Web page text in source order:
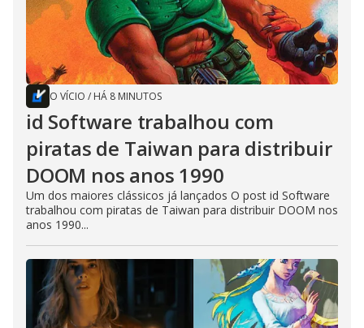
O VÍCIO / HÁ 8 MINUTOS
id Software trabalhou com
piratas de Taiwan para distribuir
DOOM nos anos 1990
Um dos maiores clássicos já lançados O post id Software
trabalhou com piratas de Taiwan para distribuir DOOM nos
anos 1990...